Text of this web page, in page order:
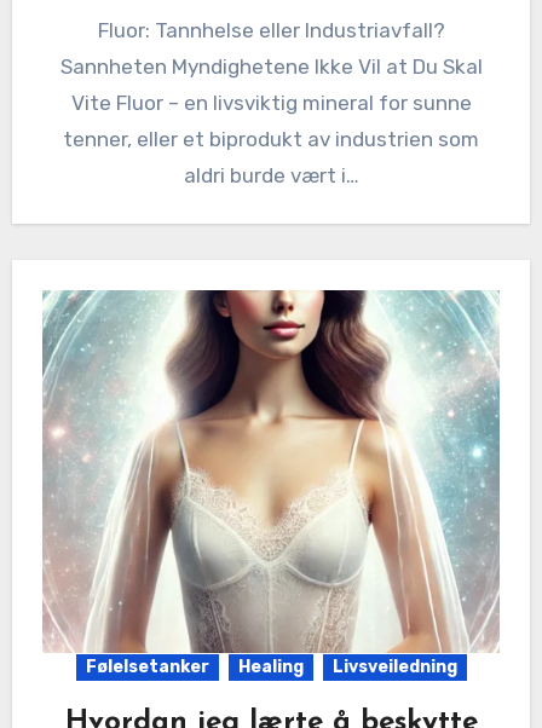
Fluor: Tannhelse eller Industriavfall?
Sannheten Myndighetene Ikke Vil at Du Skal
Vite Fluor – en livsviktig mineral for sunne
tenner, eller et biprodukt av industrien som
aldri burde vært i…
Følelsetanker Healing Livsveiledning